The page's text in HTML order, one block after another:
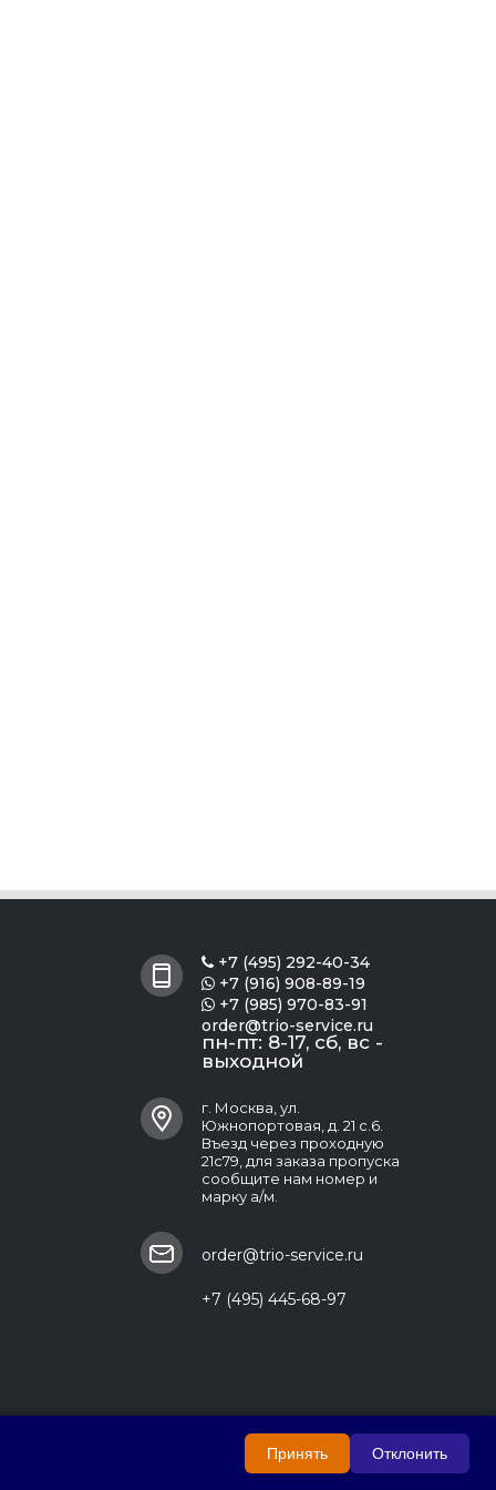
 +7 (495) 292-40-34
 +7 (916) 908-89-19
 +7 (985) 970-83-91
order@trio-service.ru
пн-пт: 8-17, сб, вс -
выходной
г. Москва, ул.
Южнопортовая, д. 21 с.6.
Въезд через проходную
21с79, для заказа пропуска
сообщите нам номер и
марку а/м.
order@trio-service.ru
+7 (495) 445-68-97
Принять Отклонить